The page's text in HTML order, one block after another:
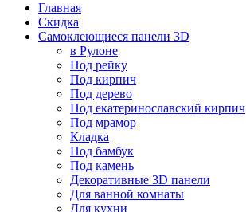
Главная
Скидка
Самоклеющиеся панели 3D
в Рулоне
Под рейку
Под кирпич
Под дерево
Под екатеринославский кирпич
Под мрамор
Кладка
Под бамбук
Под камень
Декоративные 3D панели
Для ванной комнаты
Для кухни